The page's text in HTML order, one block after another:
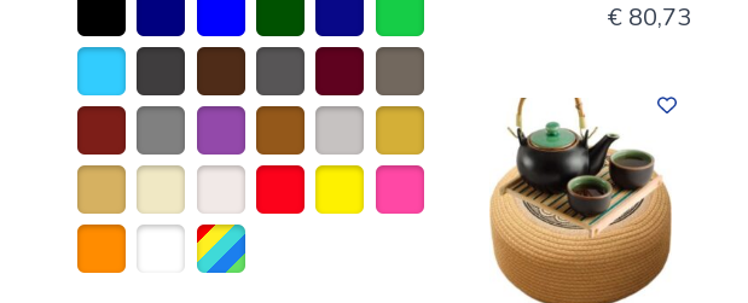
Zwart Marineblauw
Blauw donkergroenDonkerblauw
Groen
LichtblauwDonkergrijsDonkerbruinAntraciet grijsbordeauxrood
taupe
Donkerrood
Grijs Paars Bruin Licht grijsGoud
Goudkleurig
Beige Naturelkleur
€ 80,73